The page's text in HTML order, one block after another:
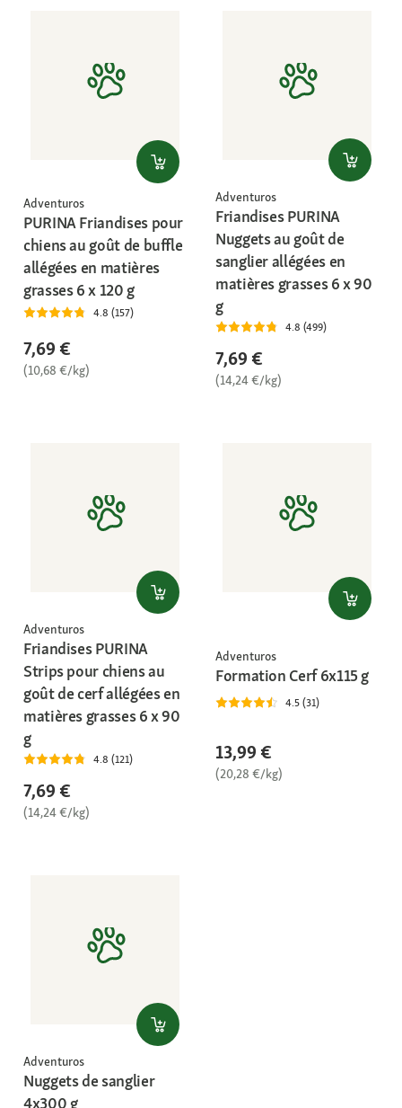
Adventuros
PURINA Friandises pour
chiens au goût de buffle
allégées en matières
grasses 6 x 120 g
4.8 (157)
7,69 €
(10,68 €/kg)
Adventuros
Friandises PURINA
Nuggets au goût de
sanglier allégées en
matières grasses 6 x 90
g
4.8 (499)
7,69 €
(14,24 €/kg)
Adventuros
Friandises PURINA
Strips pour chiens au
goût de cerf allégées en
matières grasses 6 x 90
g
4.8 (121)
7,69 €
(14,24 €/kg)
Adventuros
Formation Cerf 6x115 g
4.5 (31)
13,99 €
(20,28 €/kg)
Adventuros
Nuggets de sanglier
4x300 g